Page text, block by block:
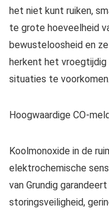
het niet kunt ruiken,
te grote hoeveelheid
bewusteloosheid en
herkent het vroegtijdig
situaties te voorkomen.
Hoogwaardige CO-
Koolmonoxide in de
elektrochemische
van Grundig
storingsveiligheid,